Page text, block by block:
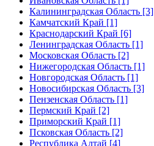
Калининградская Область [3]
Камчатский Край [1]
Краснодарский Край [6]
Ленинградская Область [1]
Московская Область [2]
Нижегородская Область [1]
Новгородская Область [1]
Новосибирская Область [3]
Пензенская Область [1]
Пермский Край [2]
Приморский Край [1]
Псковская Область [2]
Республика Алтай [4]